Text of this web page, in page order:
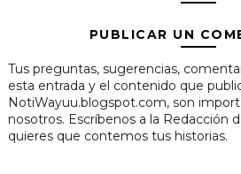
PUBLICAR UN
Tus preguntas, sugerencias,
esta entrada y el contenido que
NotiWayuu.blogspot.com, son
nosotros. Escríbenos a la Redacción
quieres que contemos tus historias.